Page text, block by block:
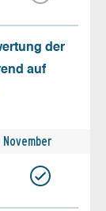
der
auf
November